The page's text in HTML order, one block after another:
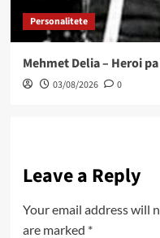
Personalitete
Mehmet Delia – Heroi
03/08/2026 0
Leave a Reply
Your email address will
are marked *